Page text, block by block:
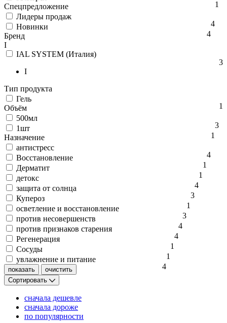
1
Спецпредложение
Лидеры продаж
4
Новинки
4
Бренд
I
IAL SYSTEM (Италия)
3
I
Тип продукта
Гель
1
Объём
500мл
3
1шт
1
Назначение
антистресс
4
Восстановление
1
Дерматит
1
детокс
4
защита от солнца
3
Купероз
1
осветление и восстановление
3
против несовершенств
4
против признаков старения
4
Регенерация
1
Сосуды
1
увлажнение и питание
4
Сортировать
сначала дешевле
сначала дороже
по популярности